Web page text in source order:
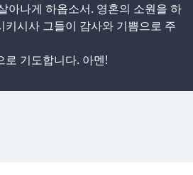
아나게 하옵소서. 영혼의 소원을 하
키시사 그들이 감사와 기쁨으로 주
로 기도합니다. 아멘!